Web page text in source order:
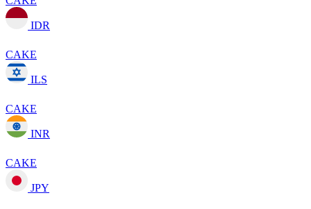
IDR
CAKE
ILS
CAKE
INR
CAKE
JPY